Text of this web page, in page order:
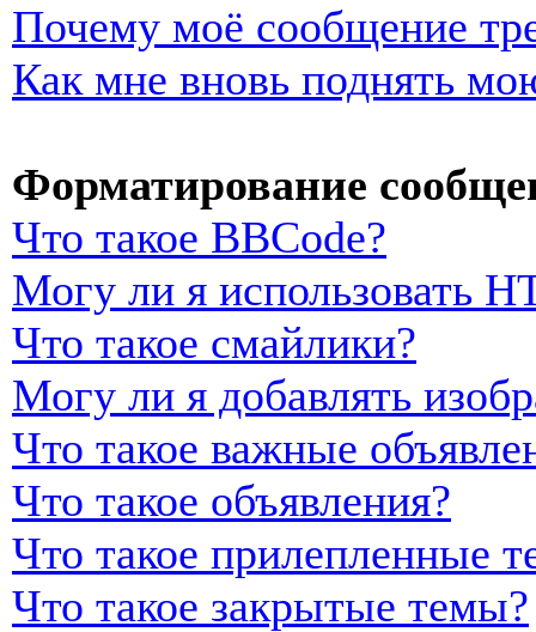
Почему моё сообщение
Как мне вновь поднять
Форматирование
Что такое BBCode?
Могу ли я использовать
Что такое смайлики?
Могу ли я добавлять
Что такое важные
Что такое объявления?
Что такое прилепленные
Что такое закрытые темы?